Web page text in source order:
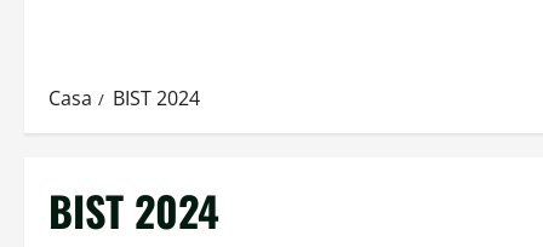
Casa BIST 2024
BIST 2024